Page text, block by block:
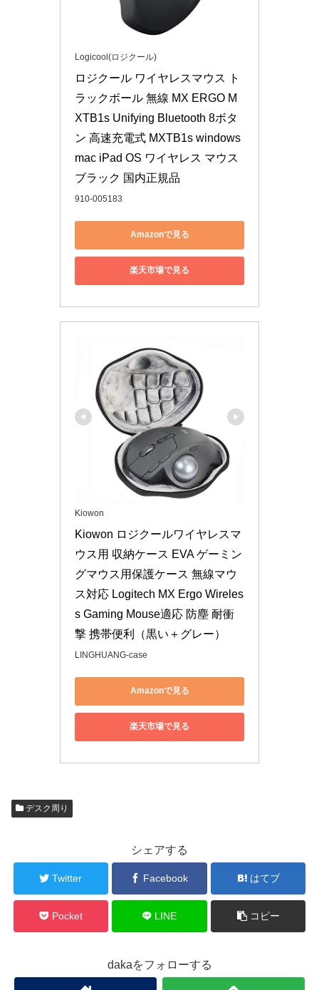
Logicool(ロジクール)
ロジクール ワイヤレスマウス ト
ラックボール 無線 MX ERGO M
XTB1s Unifying Bluetooth 8ボタ
ン 高速充電式 MXTB1s windows
mac iPad OS ワイヤレス マウス
ブラック 国内正規品
910-005183
Amazonで見る
楽天市場で見る
Kiowon
Kiowon ロジクールワイヤレスマ
ウス用 収納ケース EVA ゲーミン
グマウス用保護ケース 無線マウ
ス対応 Logitech MX Ergo Wireles
s Gaming Mouse適応 防塵 耐衝
撃 携帯便利（黒い＋グレー）
LINGHUANG-case
Amazonで見る
楽天市場で見る
デスク周り
シェアする
Twitter Facebook はてブ
Pocket LINE コピー
dakaをフォローする